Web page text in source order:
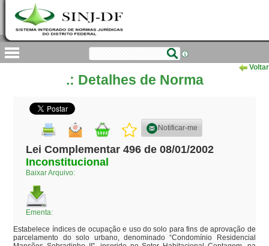
Voltar
.: Detalhes de Norma
Notificar-me
Lei Complementar 496 de 08/01/2002
Inconstitucional
Baixar Arquivo:
Ementa:
Estabelece índices de ocupação e uso do solo para fins de aprovação de
parcelamento do solo urbano, denominado “Condomínio Residencial